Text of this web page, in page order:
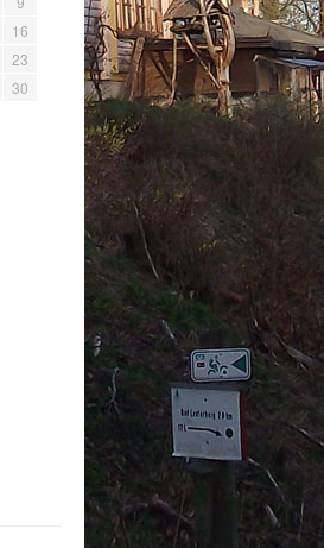
16
23
30